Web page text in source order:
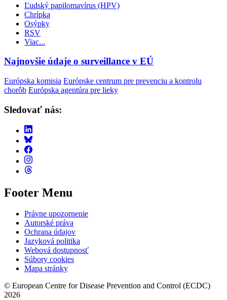
Ľudský papilomavírus (HPV)
Chrípka
Osýpky
RSV
Viac...
Najnovšie údaje o surveillance v EÚ
Európska komisia Európske centrum pre prevenciu a kontrolu
chorôb Európska agentúra pre lieky
Sledovať nás:
Footer Menu
Právne upozornenie
Autorské práva
Ochrana údajov
Jazyková politika
Webová dostupnosť
Súbory cookies
Mapa stránky
© European Centre for Disease Prevention and Control (ECDC)
2026